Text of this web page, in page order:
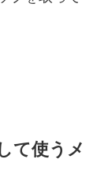
て使うメ